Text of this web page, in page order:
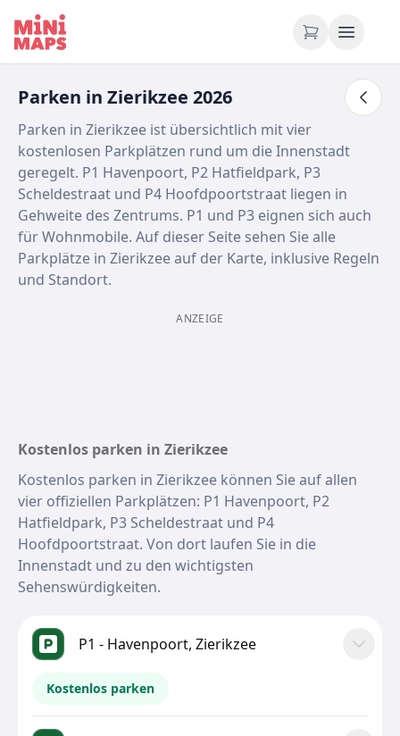
Zum Inhalt springen
Parken in Zierikzee 2026
Parken in Zierikzee ist übersichtlich mit vier
kostenlosen Parkplätzen rund um die Innenstadt
geregelt. P1 Havenpoort, P2 Hatfieldpark, P3
Scheldestraat und P4 Hoofdpoortstraat liegen in
Gehweite des Zentrums. P1 und P3 eignen sich auch
für Wohnmobile. Auf dieser Seite sehen Sie alle
Parkplätze in Zierikzee auf der Karte, inklusive Regeln
und Standort.
ANZEIGE
Kostenlos parken in Zierikzee
Kostenlos parken in Zierikzee können Sie auf allen
vier offiziellen Parkplätzen: P1 Havenpoort, P2
Hatfieldpark, P3 Scheldestraat und P4
Hoofdpoortstraat. Von dort laufen Sie in die
Innenstadt und zu den wichtigsten
Sehenswürdigkeiten.
P1 - Havenpoort, Zierikzee
Kostenlos parken